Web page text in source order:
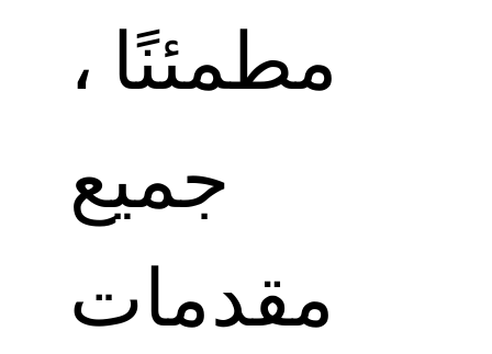
مطمئنًا ،
جميع
مقدمات